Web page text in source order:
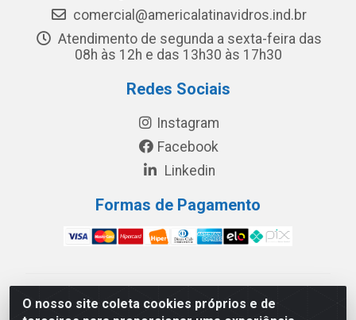
O nosso site coleta cookies próprios e de
comercial@americalatinavidros.ind.br
Atendimento de segunda a sexta-feira das
08h às 12h e das 13h30 às 17h30
Redes Sociais
Instagram
Facebook
Linkedin
Formas de Pagamento
América Latina Indústria e Comércio de Vidros LTDA -
CNPJ 19.813.045/0001-03 - Rua Carlos Drummond de